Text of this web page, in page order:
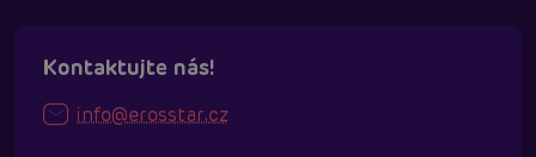
Kontaktujte nás!
info@erosstar.cz